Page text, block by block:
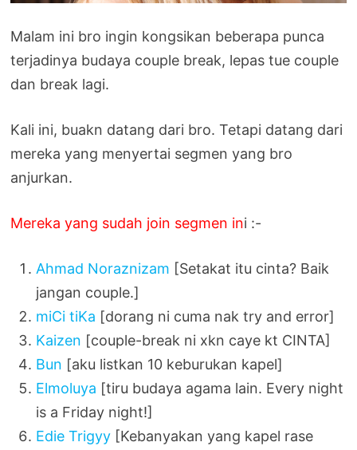
Malam ini bro ingin kongsikan beberapa punca
terjadinya budaya couple break, lepas tue couple
dan break lagi.
Kali ini, buakn datang dari bro. Tetapi datang dari
mereka yang menyertai segmen yang bro
anjurkan.
Mereka yang sudah join segmen ini :-
Ahmad Noraznizam [Setakat itu cinta? Baik
jangan couple.]
miCi tiKa [dorang ni cuma nak try and error]
Kaizen [couple-break ni xkn caye kt CINTA]
Bun [aku listkan 10 keburukan kapel]
Elmoluya [tiru budaya agama lain. Every night
is a Friday night!]
Edie Trigyy [Kebanyakan yang kapel rase